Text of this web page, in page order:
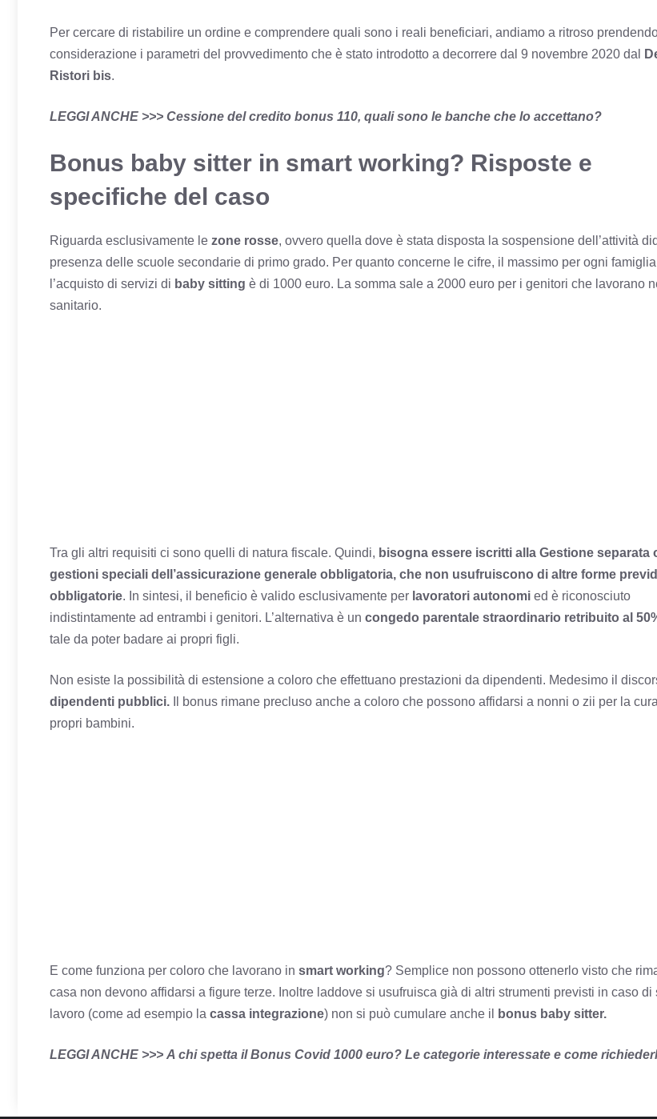
Per cercare di ristabilire un ordine e comprendere quali sono i reali beneficiari, andiamo a ritroso
considerazione i parametri del provvedimento che è stato introdotto a decorrere dal 9 novembre 2020 dal
Ristori bis.
LEGGI ANCHE >>> Cessione del credito bonus 110, quali sono le banche che lo accettano?
Bonus baby sitter in smart working? Risposte e
specifiche del caso
Riguarda esclusivamente le zone rosse, ovvero quella dove è stata disposta la sospensione dell’attività
presenza delle scuole secondarie di primo grado. Per quanto concerne le cifre, il massimo per ogni
l’acquisto di servizi di baby sitting è di 1000 euro. La somma sale a 2000 euro per i genitori che lavorano
sanitario.
Tra gli altri requisiti ci sono quelli di natura fiscale. Quindi, bisogna essere iscritti alla Gestione separata
gestioni speciali dell’assicurazione generale obbligatoria, che non usufruiscono di altre forme
obbligatorie. In sintesi, il beneficio è valido esclusivamente per lavoratori autonomi ed è riconosciuto
indistintamente ad entrambi i genitori. L’alternativa è un congedo parentale straordinario retribuito al
tale da poter badare ai propri figli.
Non esiste la possibilità di estensione a coloro che effettuano prestazioni da dipendenti. Medesimo il
dipendenti pubblici. Il bonus rimane precluso anche a coloro che possono affidarsi a nonni o zii per la
propri bambini.
E come funziona per coloro che lavorano in smart working? Semplice non possono ottenerlo visto che
casa non devono affidarsi a figure terze. Inoltre laddove si usufruisca già di altri strumenti previsti in caso di
lavoro (come ad esempio la cassa integrazione) non si può cumulare anche il bonus baby sitter.
LEGGI ANCHE >>> A chi spetta il Bonus Covid 1000 euro? Le categorie interessate e come